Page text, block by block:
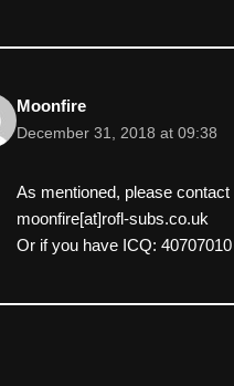
Moonfire
December 31, 2018 at 09:38
As mentioned, please
moonfire[at]rofl-subs.co.uk
Or if you have ICQ: 40707010